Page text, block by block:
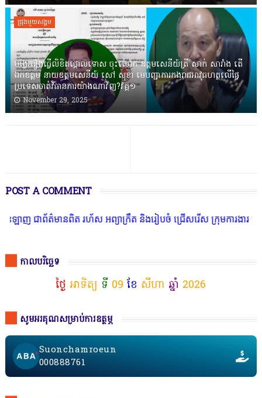
ជ្រុងមួយសង្គម
បង្វែររឿងធ្វើលិខិតថ្កោលទោស ចុះលោក ឧត្តមសេនីយ៍ត្រី សាក់ សារាំង តើ
ឯកឧត្តម នាយឧត្តមសេនីយ៍ សៅ សុខា មេបញ្ជាការកងរាជអាវុធហត្ថលើផ្ទៃ
ប្រទេសចាត់វិធានការយ៉ាងណាវិញ?វគ្គ១
November 29, 2025
POST A COMMENT
ត រហ័ស អព្យាក្រឹត និងរៀបចំ ជ្រើសរើស ក្រុមការងារ នៅតាមបណ្តាលរា
កាលបរិច្ឆេទ
ថ្ងៃ អាទិត្យ ទី 09 ខែ សីហា ឆ្នាំ 2026
សូមអរគុណសម្រាប់ការឧត្ថម្ភ
Suonchamroeun
000888761